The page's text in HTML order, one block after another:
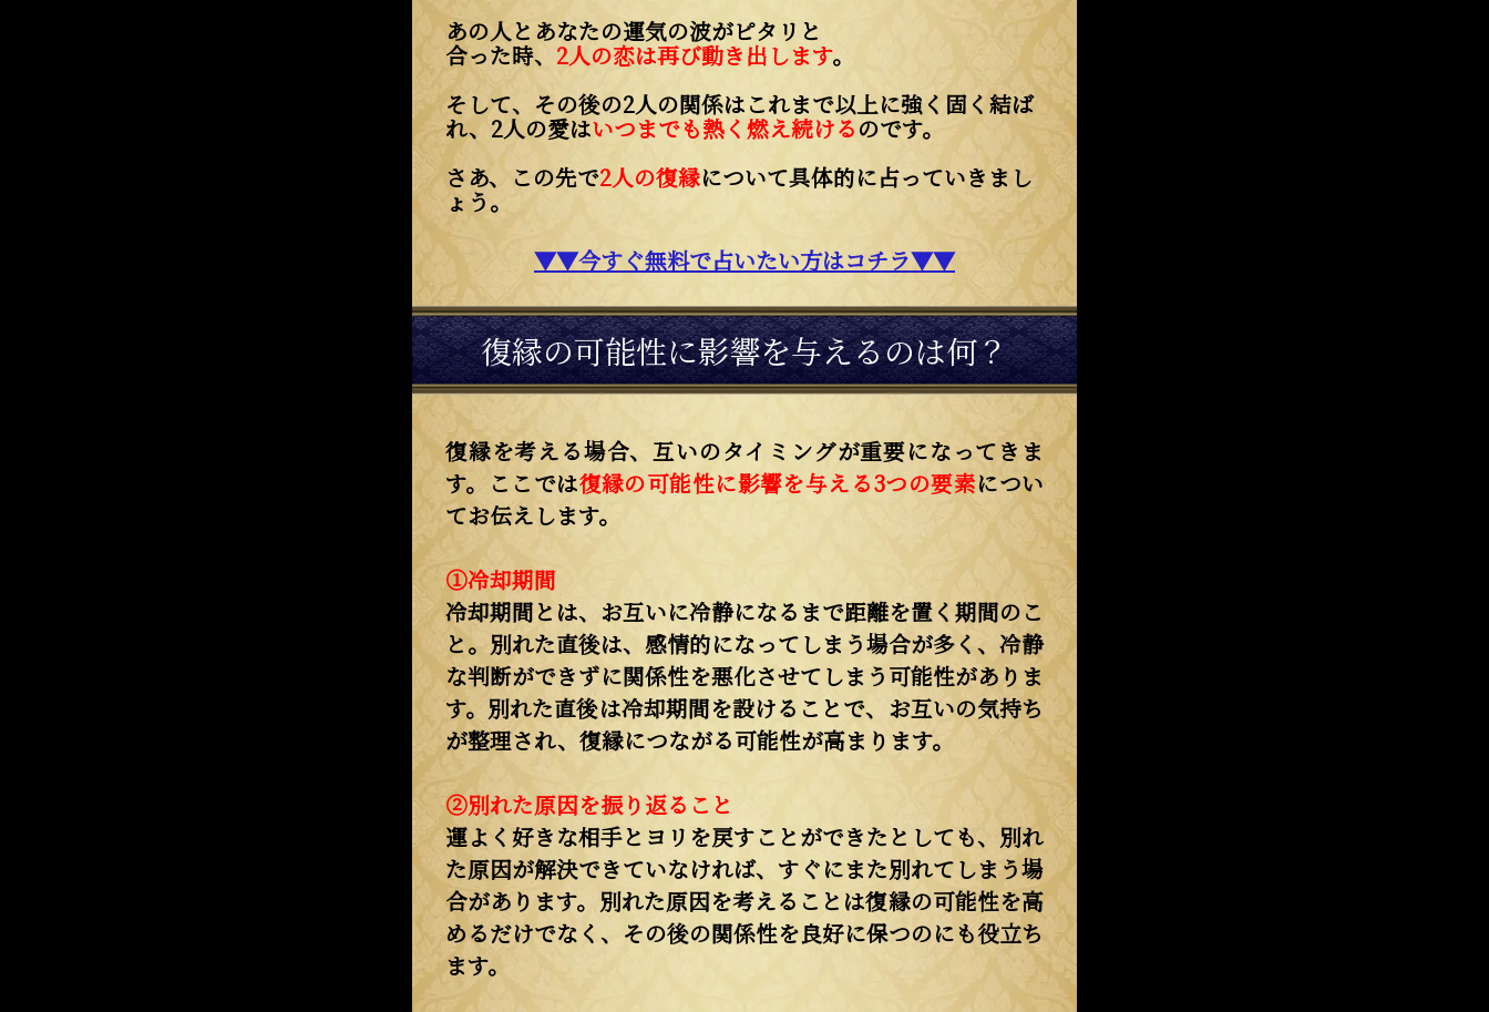
あの人とあなたの運気の波がピタリと
合った時、 2人の恋は再び動き出します。
そして、その後の2人の関係はこれまで以上に強く固く結ば
れ、2人の愛はいつまでも熱く燃え続けるのです。
さあ、この先で2人の復縁について具体的に占っていきまし
ょう。
▼▼今すぐ無料で占いたい方はコチラ▼▼
復縁の可能性に影響を与えるのは何？
復縁を考える場合、互いのタイミングが重要になってきま
す。ここでは復縁の可能性に影響を与える3つの要素につい
てお伝えします。
①冷却期間
冷却期間とは、お互いに冷静になるまで距離を置く期間のこ
と。別れた直後は、感情的になってしまう場合が多く、冷静
な判断ができずに関係性を悪化させてしまう可能性がありま
す。別れた直後は冷却期間を設けることで、お互いの気持ち
が整理され、復縁につながる可能性が高まります。
②別れた原因を振り返ること
運よく好きな相手とヨリを戻すことができたとしても、別れ
た原因が解決できていなければ、すぐにまた別れてしまう場
合があります。別れた原因を考えることは復縁の可能性を高
めるだけでなく、その後の関係性を良好に保つのにも役立ち
ます。